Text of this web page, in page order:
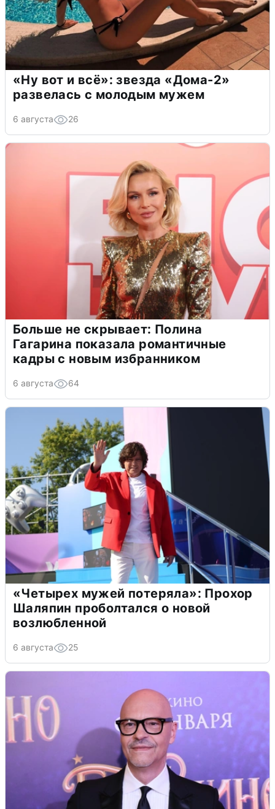
«Ну вот и всё»: звезда «Дома-2»
развелась с молодым мужем
6 августа 26
Больше не скрывает: Полина
Гагарина показала романтичные
кадры с новым избранником
6 августа 64
«Четырех мужей потеряла»: Прохор
Шаляпин проболтался о новой
возлюбленной
6 августа 25